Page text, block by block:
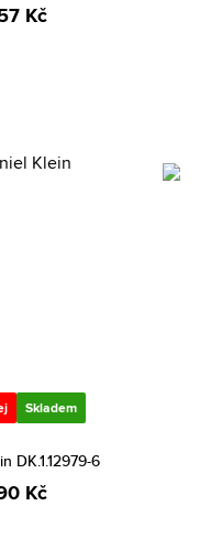
Kč
Skladem
DK.1.12979-6
Kč